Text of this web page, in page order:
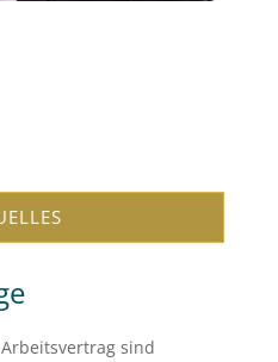
sind